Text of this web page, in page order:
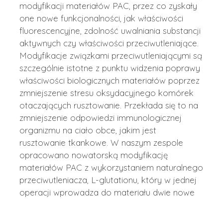
modyfikacji materiałów PAC, przez co zyskały
one nowe funkcjonalności, jak właściwości
fluorescencyjne, zdolność uwalniania substancji
aktywnych czy właściwości przeciwutleniające.
Modyfikacje związkami przeciwutleniającymi są
szczególnie istotne z punktu widzenia poprawy
właściwości biologicznych materiałów poprzez
zmniejszenie stresu oksydacyjnego komórek
otaczających rusztowanie. Przekłada się to na
zmniejszenie odpowiedzi immunologicznej
organizmu na ciało obce, jakim jest
rusztowanie tkankowe. W naszym zespole
opracowano nowatorską modyfikację
materiałów PAC z wykorzystaniem naturalnego
przeciwutleniacza, L-glutationu, który w jednej
operacji wprowadza do materiału dwie nowe